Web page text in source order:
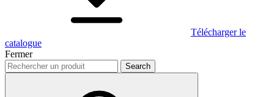
Télécharger le
catalogue
Fermer